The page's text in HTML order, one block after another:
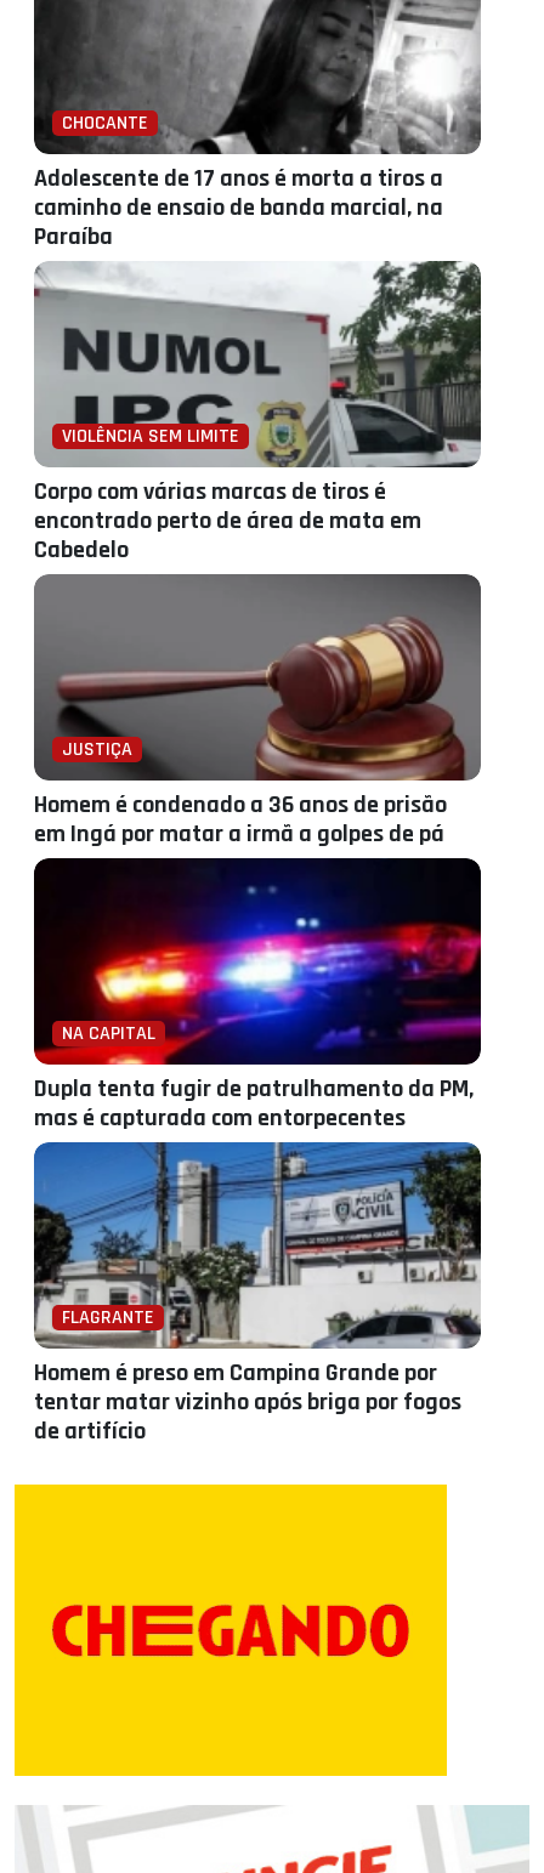
CHOCANTE
Adolescente de 17 anos é morta a tiros a
caminho de ensaio de banda marcial, na
Paraíba
VIOLÊNCIA SEM LIMITE
Corpo com várias marcas de tiros é
encontrado perto de área de mata em
Cabedelo
JUSTIÇA
Homem é condenado a 36 anos de prisão
em Ingá por matar a irmã a golpes de pá
NA CAPITAL
Dupla tenta fugir de patrulhamento da PM,
mas é capturada com entorpecentes
FLAGRANTE
Homem é preso em Campina Grande por
tentar matar vizinho após briga por fogos
de artifício